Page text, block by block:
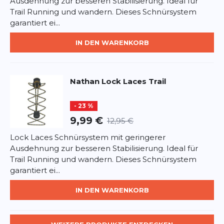
Trail Running und wandern. Dieses Schnürsystem
garantiert ei...
IN DEN WARENKORB
Nathan Lock Laces Trail
- 23 %
9,99 € 12,95 €
Lock Laces Schnürsystem mit geringerer
Ausdehnung zur besseren Stabilisierung. Ideal für
Trail Running und wandern. Dieses Schnürsystem
garantiert ei...
IN DEN WARENKORB